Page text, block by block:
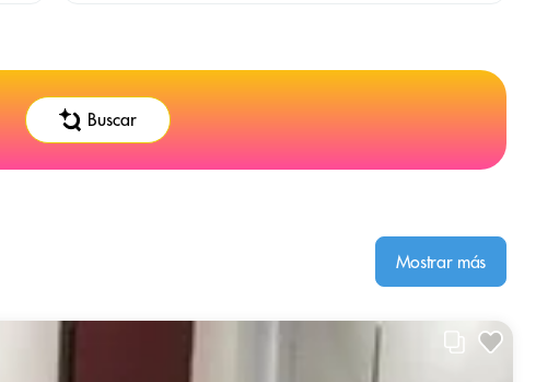
Buscar
Mostrar más